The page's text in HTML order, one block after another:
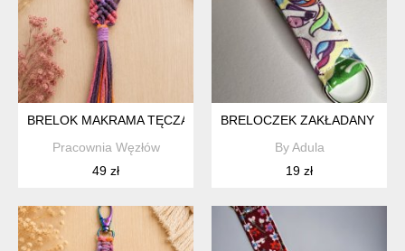
BRELOK MAKRAMA TĘCZA – WZÓR II Z SERDUSZKIEM |
Pracownia Węzłów
49 zł
BRELOCZEK ZAKŁADANY NA
By Adula
19 zł